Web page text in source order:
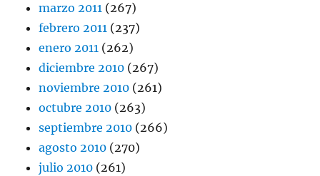
marzo 2011 (267)
febrero 2011 (237)
enero 2011 (262)
diciembre 2010 (267)
noviembre 2010 (261)
octubre 2010 (263)
septiembre 2010 (266)
agosto 2010 (270)
julio 2010 (261)